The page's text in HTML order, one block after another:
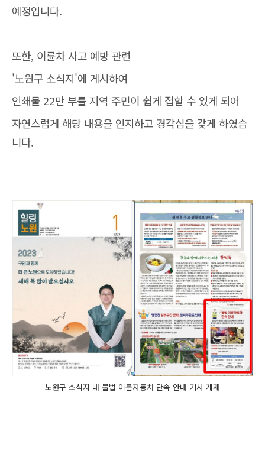
예정입니다.
또한, 이륜차 사고 예방 관련
'노원구 소식지'에 게시하여
인쇄물 22만 부를 지역 주민이 쉽게 접할 수 있게 되어
자연스럽게 해당 내용을 인지하고 경각심을 갖게 하였습
니다.
노원구 소식지 내 불법 이륜자동차 단속 안내 기사 게재